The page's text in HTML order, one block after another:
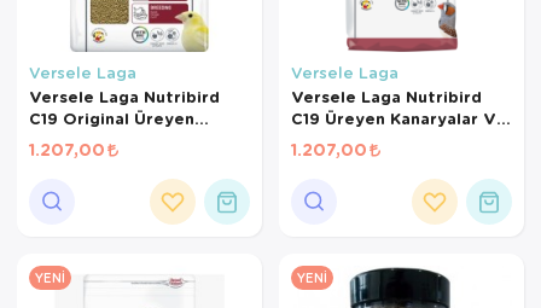
Versele Laga
Versele Laga Nutribird
C19 Original Üreyen
Kanaryalar Ve Finçler İçin
1.207,00
Versele Laga
Versele Laga Nutribird
C19 Üreyen Kanaryalar Ve
Finçler İçin Meyveli Pelet
Yem 3 Kg
1.207,00
YENI YENI